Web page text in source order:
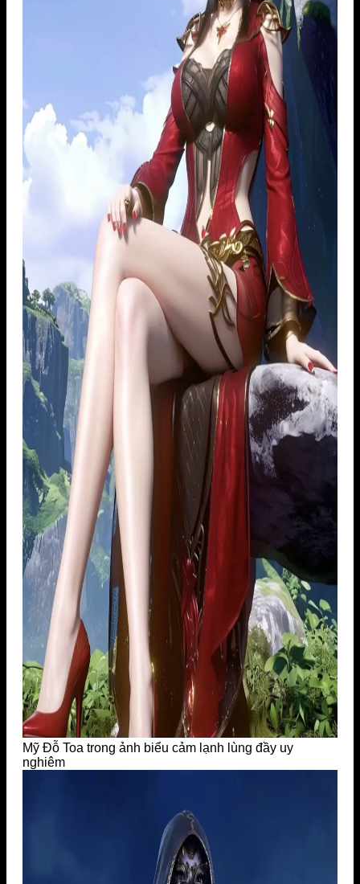
Mỹ Đỗ Toa trong ảnh biểu cảm lạnh lùng đầy uy
nghiêm